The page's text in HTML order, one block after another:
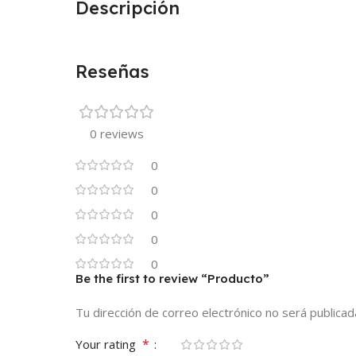
Descripción
Reseñas
0 reviews
0
0
0
0
0
Be the first to review “Producto”
Tu dirección de correo electrónico no será
Your rating *